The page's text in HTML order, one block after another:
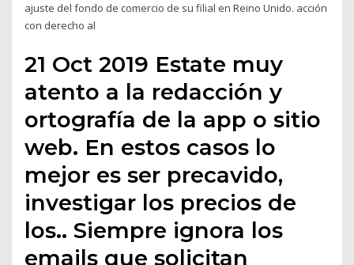
ajuste del fondo de comercio de su filial en Reino Unido. acción
con derecho al
21 Oct 2019 Estate muy
atento a la redacción y
ortografía de la app o sitio
web. En estos casos lo
mejor es ser precavido,
investigar los precios de
los.. Siempre ignora los
emails que solicitan